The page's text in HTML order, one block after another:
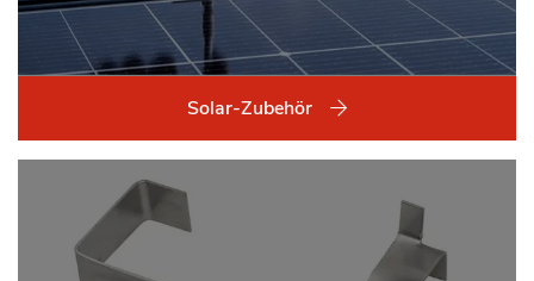
Solar-Zubehör